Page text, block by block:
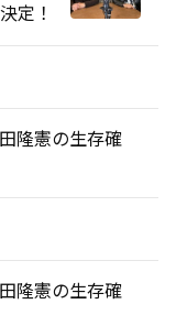
定！
隆憲の生存確
隆憲の生存確